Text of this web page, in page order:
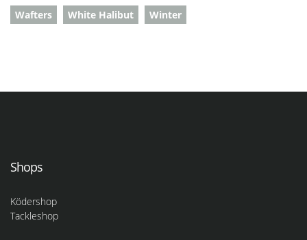
Wafters
White Halibut Winter
Shops
Ködershop
Tackleshop